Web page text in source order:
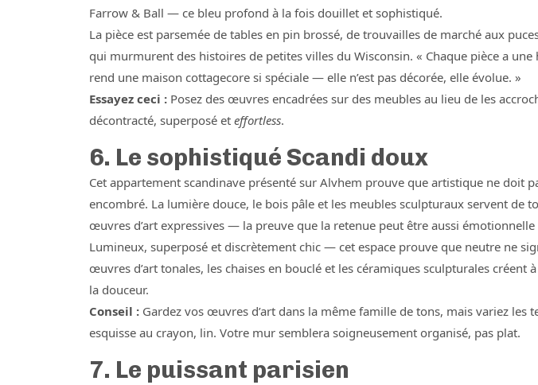
Farrow & Ball — ce bleu profond à la fois douillet et sophistiqué.
La pièce est parsemée de tables en pin brossé, de trouvailles de marché aux
qui murmurent des histoires de petites villes du Wisconsin. « Chaque pièce a une
rend une maison cottagecore si spéciale — elle n’est pas décorée, elle évolue. »
Essayez ceci : Posez des œuvres encadrées sur des meubles au lieu de les
décontracté, superposé et effortless.
6. Le sophistiqué Scandi doux
Cet appartement scandinave présenté sur Alvhem prouve que artistique ne doit
encombré. La lumière douce, le bois pâle et les meubles sculpturaux servent de
œuvres d’art expressives — la preuve que la retenue peut être aussi émotionnelle
Lumineux, superposé et discrètement chic — cet espace prouve que neutre ne
œuvres d’art tonales, les chaises en bouclé et les céramiques sculpturales créent
la douceur.
Conseil : Gardez vos œuvres d’art dans la même famille de tons, mais variez
esquisse au crayon, lin. Votre mur semblera soigneusement organisé, pas plat.
7. Le puissant parisien